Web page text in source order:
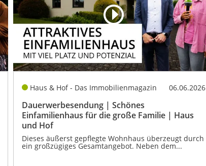
Haus & Hof - Das Immobilienmagazin 06.06.2026
Dauerwerbesendung | Schönes
Einfamilienhaus für die große Familie | Haus
und Hof
Dieses äußerst gepflegte Wohnhaus überzeugt durch
ein großzügiges Gesamtangebot. Neben dem...